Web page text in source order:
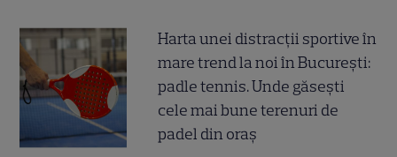
Harta unei distracții sportive în
mare trend la noi în București:
padle tennis. Unde găsești
cele mai bune terenuri de
padel din oraș